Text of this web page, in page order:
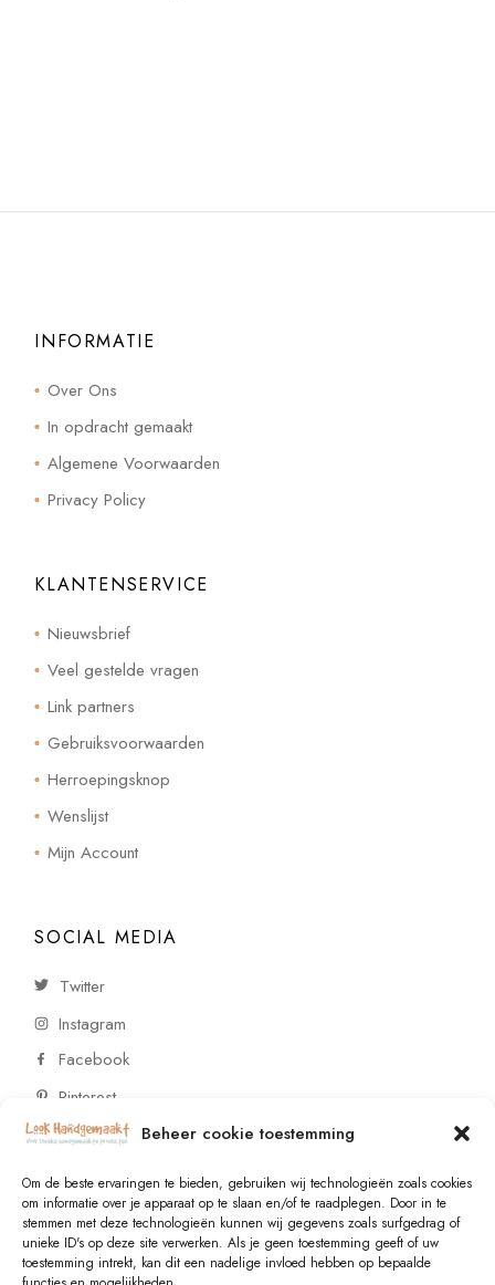
Beheer cookie toestemming
Om de beste ervaringen te bieden, gebruiken wij technologieën zoals cookies
om informatie over je apparaat op te slaan en/of te raadplegen. Door in te
stemmen met deze technologieën kunnen wij gegevens zoals surfgedrag of
unieke ID's op deze site verwerken. Als je geen toestemming geeft of uw
toestemming intrekt, kan dit een nadelige invloed hebben op bepaalde
INFORMATIE
Over Ons
In opdracht gemaakt
Algemene Voorwaarden
Privacy Policy
KLANTENSERVICE
Nieuwsbrief
Veel gestelde vragen
Link partners
Gebruiksvoorwaarden
Herroepingsknop
Wenslijst
Mijn Account
SOCIAL MEDIA
Twitter
Instagram
Facebook
Pinterest
CONTACT
Vragen of wensen? Neem contact op!
+31 (0)6 229 021 29